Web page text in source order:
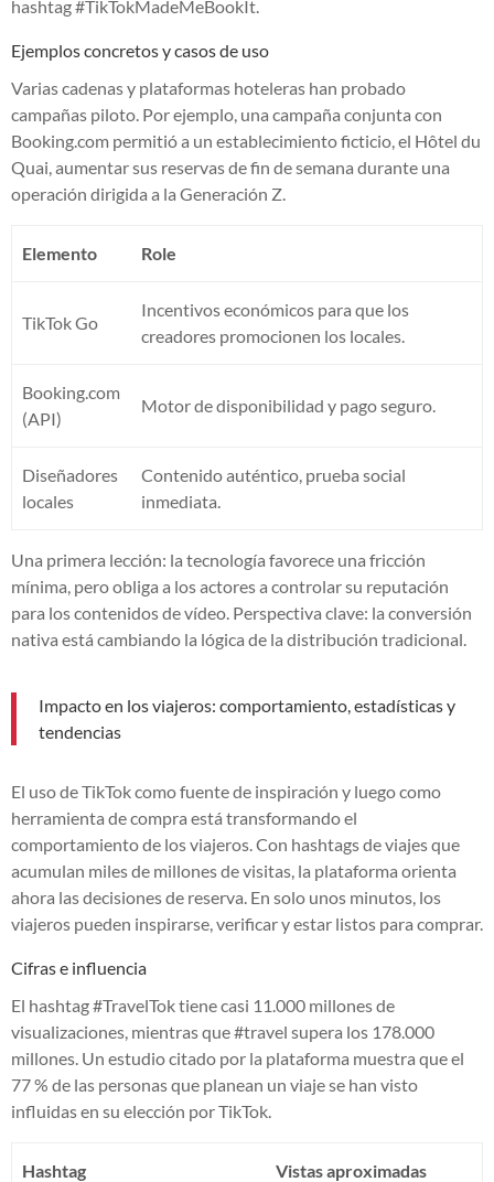
hashtag #TikTokMadeMeBookIt.
Ejemplos concretos y casos de uso
Varias cadenas y plataformas hoteleras han probado
campañas piloto. Por ejemplo, una campaña conjunta con
Booking.com permitió a un establecimiento ficticio, el Hôtel du
Quai, aumentar sus reservas de fin de semana durante una
operación dirigida a la Generación Z.
Elemento Role
TikTok Go
Incentivos económicos para que los
creadores promocionen los locales.
Booking.com
(API)
Motor de disponibilidad y pago seguro.
Diseñadores
locales
Contenido auténtico, prueba social
inmediata.
Una primera lección: la tecnología favorece una fricción
mínima, pero obliga a los actores a controlar su reputación
para los contenidos de vídeo. Perspectiva clave: la conversión
nativa está cambiando la lógica de la distribución tradicional.
Impacto en los viajeros: comportamiento, estadísticas y
tendencias
El uso de TikTok como fuente de inspiración y luego como
herramienta de compra está transformando el
comportamiento de los viajeros. Con hashtags de viajes que
acumulan miles de millones de visitas, la plataforma orienta
ahora las decisiones de reserva. En solo unos minutos, los
viajeros pueden inspirarse, verificar y estar listos para comprar.
Cifras e influencia
El hashtag #TravelTok tiene casi 11.000 millones de
visualizaciones, mientras que #travel supera los 178.000
millones. Un estudio citado por la plataforma muestra que el
77 % de las personas que planean un viaje se han visto
influidas en su elección por TikTok.
Hashtag Vistas aproximadas